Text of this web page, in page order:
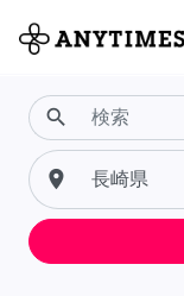
search
place